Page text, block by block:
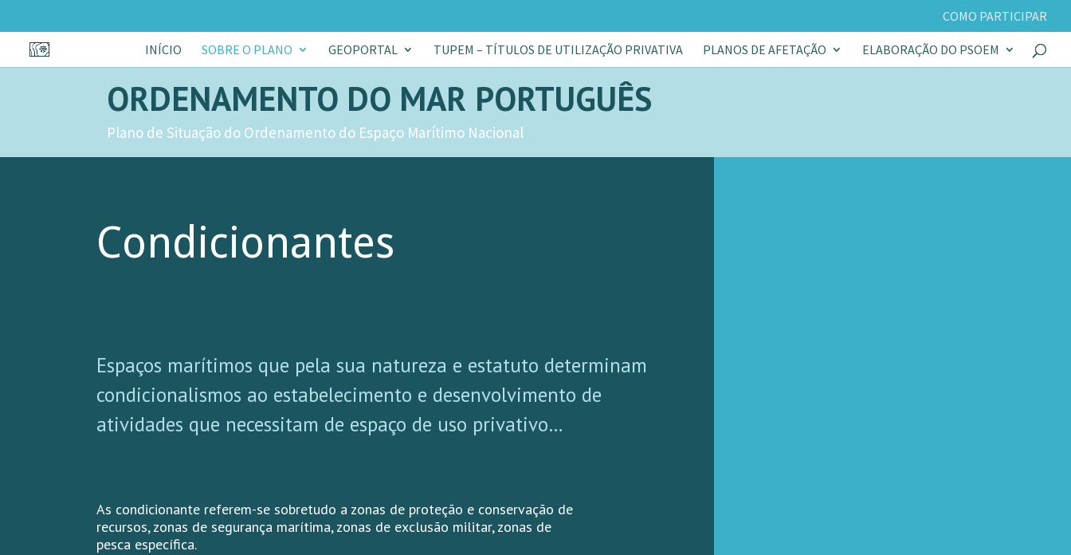
COMO PARTICIPAR
INÍCIO SOBRE O PLANO GEOPORTAL TUPEM – TÍTULOS DE UTILIZAÇÃO PRIVATIVA PLANOS DE AFETAÇÃO ELABORAÇÃO DO PSOEM
ORDENAMENTO DO MAR PORTUGUÊS
Plano de Situação do Ordenamento do Espaço Marítimo Nacional
Condicionantes
Espaços marítimos que pela sua natureza e estatuto determinam
condicionalismos ao estabelecimento e desenvolvimento de
atividades que necessitam de espaço de uso privativo…
As condicionante referem-se sobretudo a zonas de proteção e conservação de
recursos, zonas de segurança marítima, zonas de exclusão militar, zonas de
pesca específica.